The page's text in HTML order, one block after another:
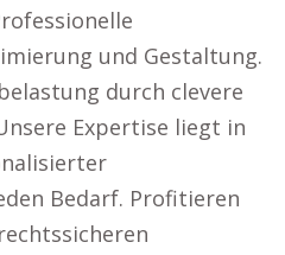
und Gestaltung.
durch clevere
Expertise liegt in
Bedarf. Profitieren